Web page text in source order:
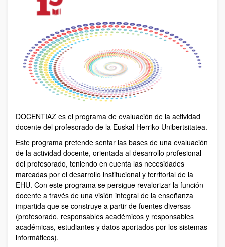
DOCENTIAZ es el programa de evaluación de la actividad
docente del profesorado de la Euskal Herriko Unibertsitatea.
Este programa pretende sentar las bases de una evaluación
de la actividad docente, orientada al desarrollo profesional
del profesorado, teniendo en cuenta las necesidades
marcadas por el desarrollo institucional y territorial de la
EHU. Con este programa se persigue revalorizar la función
docente a través de una visión integral de la enseñanza
impartida que se construye a partir de fuentes diversas
(profesorado, responsables académicos y responsables
académicas, estudiantes y datos aportados por los sistemas
informáticos).